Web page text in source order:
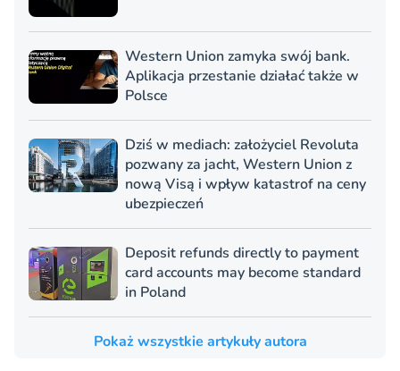
Western Union zamyka swój bank.
Aplikacja przestanie działać także w
Polsce
Dziś w mediach: założyciel Revoluta
pozwany za jacht, Western Union z
nową Visą i wpływ katastrof na ceny
ubezpieczeń
Deposit refunds directly to payment
card accounts may become standard
in Poland
Pokaż wszystkie artykuły autora